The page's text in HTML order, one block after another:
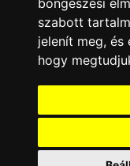
7100
munkaruha,
7100
böngészési
szabott
jelenít meg, és
hogy